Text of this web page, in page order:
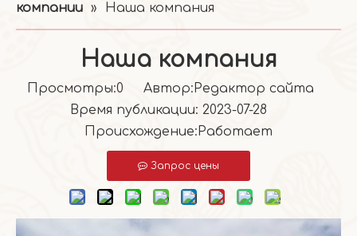
компании » Наша компания
Наша компания
Просмотры:0 Автор:Pедактор сайта
Время публикации: 2023-07-28
Происхождение:Работает
Запрос цены